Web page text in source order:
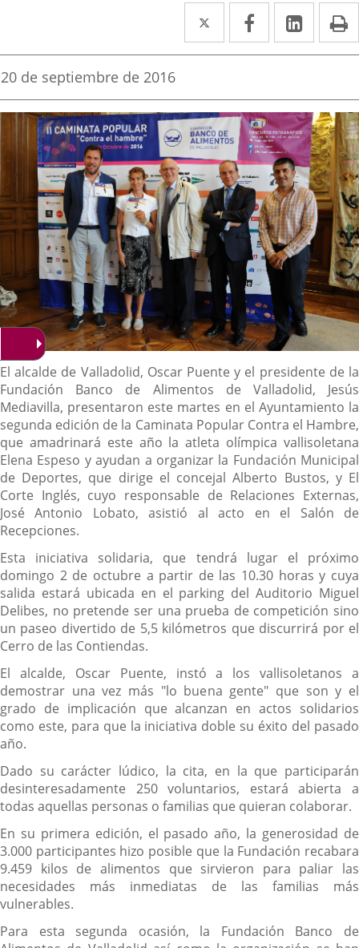
Twitter
Enlace
a
aplicación
externa.
Facebook
Enlace
a
aplicación
externa.
Enlace
a
Fecha
la
noticia
20 de septiembre de 2016
Descripción
El alcalde de Valladolid, Oscar Puente y el presidente de la
Fundación Banco de Alimentos de Valladolid, Jesús
Mediavilla, presentaron este martes en el Ayuntamiento la
segunda edición de la Caminata Popular Contra el Hambre,
que amadrinará este año la atleta olímpica vallisoletana
Elena Espeso y ayudan a organizar la Fundación Municipal
de Deportes, que dirige el concejal Alberto Bustos, y El
Corte Inglés, cuyo responsable de Relaciones Externas,
José Antonio Lobato, asistió al acto en el Salón de
Recepciones.
Esta iniciativa solidaria, que tendrá lugar el próximo
domingo 2 de octubre a partir de las 10.30 horas y cuya
salida estará ubicada en el parking del Auditorio Miguel
Delibes, no pretende ser una prueba de competición sino
un paseo divertido de 5,5 kilómetros que discurrirá por el
Cerro de las Contiendas.
El alcalde, Oscar Puente, instó a los vallisoletanos a
demostrar una vez más "lo buena gente" que son y el
grado de implicación que alcanzan en actos solidarios
como este, para que la iniciativa doble su éxito del pasado
año.
Dado su carácter lúdico, la cita, en la que participarán
desinteresadamente 250 voluntarios, estará abierta a
todas aquellas personas o familias que quieran colaborar.
En su primera edición, el pasado año, la generosidad de
3.000 participantes hizo posible que la Fundación recabara
9.459 kilos de alimentos que sirvieron para paliar las
necesidades más inmediatas de las familias más
vulnerables.
Para esta segunda ocasión, la Fundación Banco de